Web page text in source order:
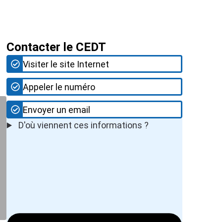
Contacter le CEDT
Visiter le site Internet
Appeler le numéro
Envoyer un email
D'où viennent ces informations ?